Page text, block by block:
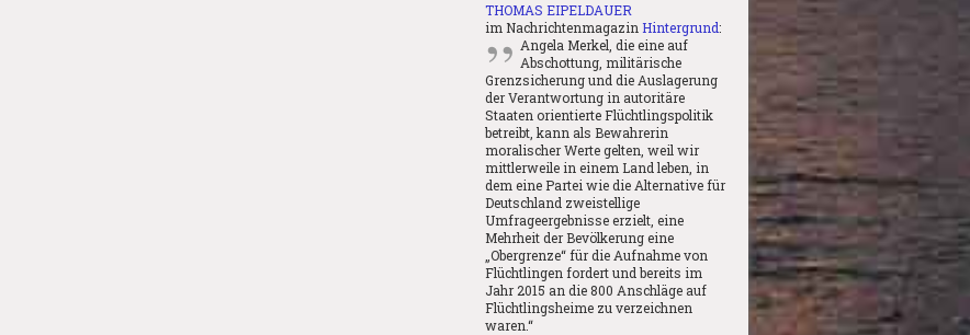
THOMAS EIPELDAUER
im Nachrichtenmagazin Hintergrund:
Angela Merkel, die eine auf
Abschottung, militärische
Grenzsicherung und die Auslagerung
der Verantwortung in autoritäre
Staaten orientierte Flüchtlingspolitik
betreibt, kann als Bewahrerin
moralischer Werte gelten, weil wir
mittlerweile in einem Land leben, in
dem eine Partei wie die Alternative für
Deutschland zweistellige
Umfrageergebnisse erzielt, eine
Mehrheit der Bevölkerung eine
„Obergrenze“ für die Aufnahme von
Flüchtlingen fordert und bereits im
Jahr 2015 an die 800 Anschläge auf
Flüchtlingsheime zu verzeichnen
waren.“